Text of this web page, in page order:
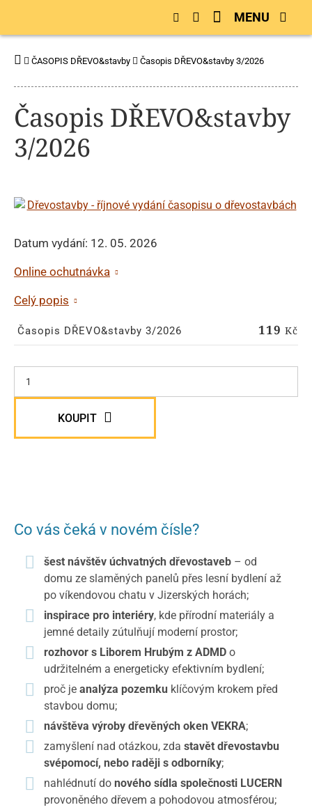
ČASOPIS DŘEVO&stavby Časopis DŘEVO&stavby 3/2026
Časopis DŘEVO&stavby
3/2026
Datum vydání: 12. 05. 2026
Online ochutnávka
Celý popis
Časopis DŘEVO&stavby 3/2026 119 Kč
KOUPIT
Co vás čeká v novém čísle?
šest návštěv úchvatných dřevostaveb – od
domu ze slaměných panelů přes lesní bydlení až
po víkendovou chatu v Jizerských horách;
inspirace pro interiéry, kde přírodní materiály a
jemné detaily zútulňují moderní prostor;
rozhovor s Liborem Hrubým z ADMD o
udržitelném a energeticky efektivním bydlení;
proč je analýza pozemku klíčovým krokem před
stavbou domu;
návštěva výroby dřevěných oken VEKRA;
zamyšlení nad otázkou, zda stavět dřevostavbu
svépomocí, nebo raději s odborníky;
nahlédnutí do nového sídla společnosti LUCERN
provoněného dřevem a pohodovou atmosférou;
MENU